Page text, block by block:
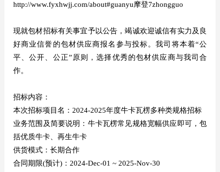
http://www.fyxhwjj.com/about#guanyu摩登7zhongguo
现就包材招标有关事宜予以公告，竭诚欢迎诚信有实力及良
好商业信誉的包材供应商报名参与投标。我司将本着“公
平、公开、公正”原则，选择优秀的包材供应商与我司合
作。
招标内容：
本次招标项目名：2024-2025年度牛卡瓦楞多种类规格招标
业务范围及简要说明：牛卡瓦楞常见规格宽幅供应即可，包
括优质牛卡、再生牛卡
供货模式：长期合作
合同期限(预计)：2024-Dec-01 ~ 2025-Nov-30